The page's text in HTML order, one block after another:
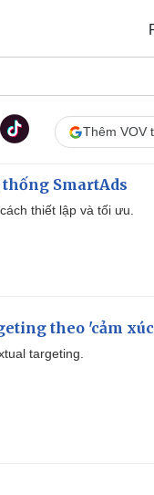
Thêm VOV
SmartAds
thiết lập và tối ưu.
theo 'cảm
targeting.